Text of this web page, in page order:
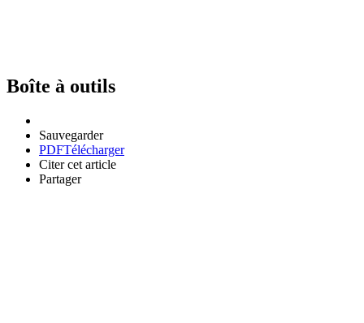
Boîte à outils
Sauvegarder
PDFTélécharger
Citer cet article
Partager